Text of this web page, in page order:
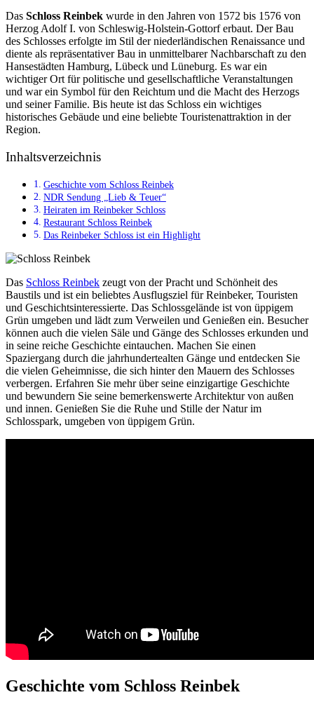
Das Schloss Reinbek wurde in den Jahren von 1572 bis 1576 von
Herzog Adolf I. von Schleswig-Holstein-Gottorf erbaut. Der Bau
des Schlosses erfolgte im Stil der niederländischen Renaissance und
diente als repräsentativer Bau in unmittelbarer Nachbarschaft zu den
Hansestädten Hamburg, Lübeck und Lüneburg. Es war ein
wichtiger Ort für politische und gesellschaftliche Veranstaltungen
und war ein Symbol für den Reichtum und die Macht des Herzogs
und seiner Familie. Bis heute ist das Schloss ein wichtiges
historisches Gebäude und eine beliebte Touristenattraktion in der
Region.
Inhaltsverzeichnis
Geschichte vom Schloss Reinbek
NDR Sendung „Lieb & Teuer“
Heiraten im Reinbeker Schloss
Restaurant Schloss Reinbek
Das Reinbeker Schloss ist ein Highlight
Das Schloss Reinbek zeugt von der Pracht und Schönheit des
Baustils und ist ein beliebtes Ausflugsziel für Reinbeker, Touristen
und Geschichtsinteressierte. Das Schlossgelände ist von üppigem
Grün umgeben und lädt zum Verweilen und Genießen ein. Besucher
können auch die vielen Säle und Gänge des Schlosses erkunden und
in seine reiche Geschichte eintauchen. Machen Sie einen
Spaziergang durch die jahrhundertealten Gänge und entdecken Sie
die vielen Geheimnisse, die sich hinter den Mauern des Schlosses
verbergen. Erfahren Sie mehr über seine einzigartige Geschichte
und bewundern Sie seine bemerkenswerte Architektur von außen
und innen. Genießen Sie die Ruhe und Stille der Natur im
Schlosspark, umgeben von üppigem Grün.
Geschichte vom Schloss Reinbek